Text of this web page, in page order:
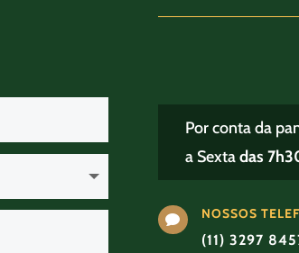
Por conta da
a Sextadas
 NOSSOS
(11) 3297